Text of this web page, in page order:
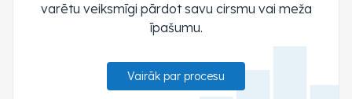
varētu veiksmīgi pārdot savu cirsmu vai meža
īpašumu.
Vairāk par procesu